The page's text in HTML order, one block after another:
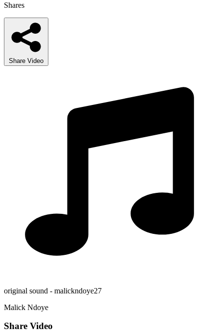
Shares
Share Video
original sound - malickndoye27
Malick Ndoye
Share Video